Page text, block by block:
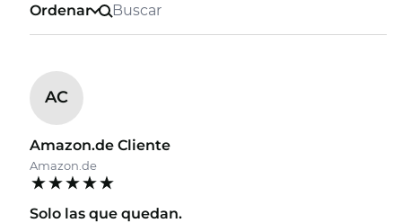
Ordenar
AC
Amazon.de Cliente
Amazon.de
Solo las que quedan.